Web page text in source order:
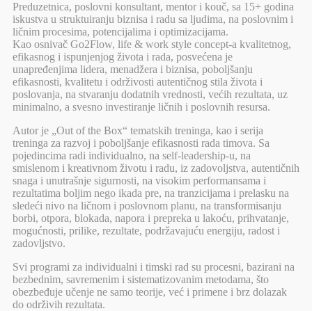
Preduzetnica, poslovni konsultant, mentor i kouč, sa 15+ godina
iskustva u struktuiranju biznisa i radu sa ljudima, na poslovnim i
ličnim procesima, potencijalima i optimizacijama.
Kao osnivač Go2Flow, life & work style concept-a kvalitetnog,
efikasnog i ispunjenjog života i rada, posvećena je
unapređenjima lidera, menadžera i biznisa, poboljšanju
efikasnosti, kvalitetu i održivosti autentičnog stila života i
poslovanja, na stvaranju dodatnih vrednosti, većih rezultata, uz
minimalno, a svesno investiranje ličnih i poslovnih resursa.
Autor je „Out of the Box“ tematskih treninga, kao i serija
treninga za razvoj i poboljšanje efikasnosti rada timova. Sa
pojedincima radi individualno, na self-leadership-u, na
smislenom i kreativnom životu i radu, iz zadovoljstva, autentičnih
snaga i unutrašnje sigurnosti, na visokim performansama i
rezultatima boljim nego ikada pre, na tranzicijama i prelasku na
sledeći nivo na ličnom i poslovnom planu, na transformisanju
borbi, otpora, blokada, napora i prepreka u lakoću, prihvatanje,
mogućnosti, prilike, rezultate, podržavajuću energiju, radost i
zadovljstvo.
Svi programi za individualni i timski rad su procesni, bazirani na
bezbednim, savremenim i sistematizovanim metodama, što
obezbeđuje učenje ne samo teorije, već i primene i brz dolazak
do održivih rezultata.